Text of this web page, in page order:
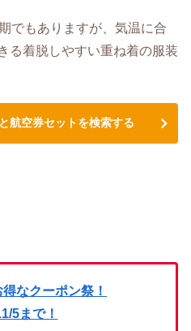
でもありますが、気温に合
る着脱しやすい重ね着の服装
航空券セットを検索する
なクーポン祭！
5まで！